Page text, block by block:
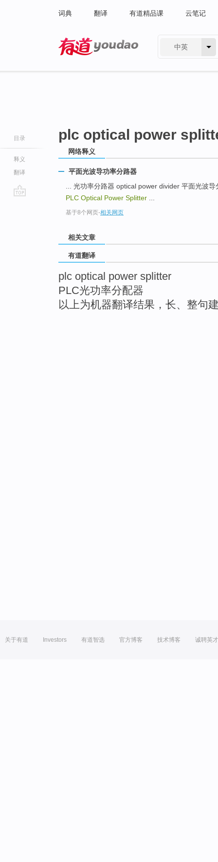
词典 翻译 有道精品课 云笔记
中英
目录
释义
翻译
plc optical power
网络释义
平面光波导功率分路器
... 光功率分路器 optical power divider 平面光波
PLC Optical Power Splitter
基于8个网页-相关网页
相关文章
有道翻译
plc optical power splitter
PLC光功率分配器
以上为机器翻译结果，长、整句
关于有道 Investors 有道智选 官方博客 技术博客 诚聘英才